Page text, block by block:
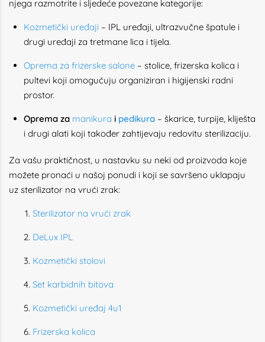
njega razmotrite i sljedeće povezane kategorije:
Kozmetički uređaji – IPL uređaji, ultrazvučne špatule i
drugi uređaji za tretmane lica i tijela.
Oprema za frizerske salone – stolice, frizerska kolica i
pultevi koji omogućuju organiziran i higijenski radni
prostor.
Oprema za manikura i pedikura – škarice, turpije, kliješta
i drugi alati koji također zahtijevaju redovitu sterilizaciju.
Za vašu praktičnost, u nastavku su neki od proizvoda koje
možete pronaći u našoj ponudi i koji se savršeno uklapaju
uz sterilizator na vrući zrak:
Sterilizator na vrući zrak
DeLux IPL
Kozmetički stolovi
Set karbidnih bitova
Kozmetički uređaj 4u1
Frizerska kolica